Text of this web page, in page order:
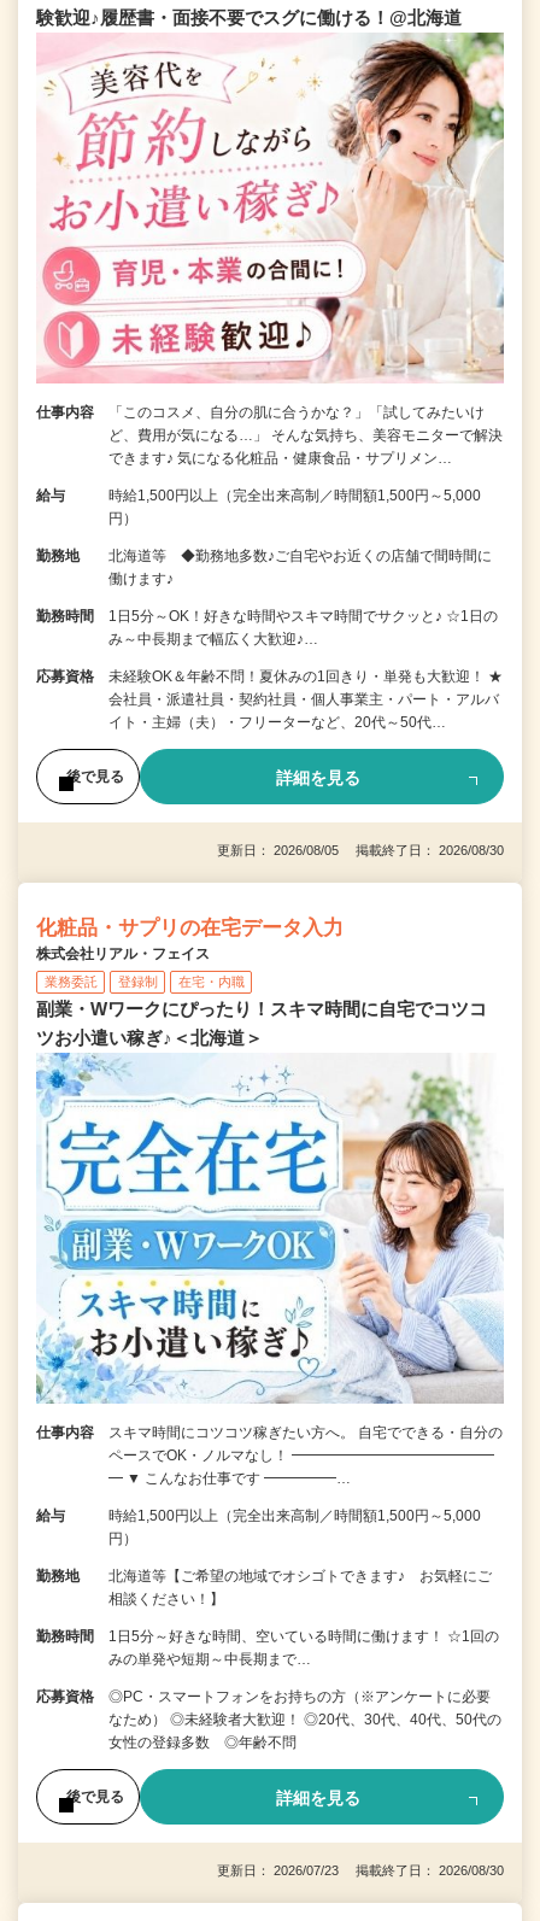
験歓迎♪履歴書・面接不要でスグに働ける！@北海道
仕事内容
「このコスメ、自分の肌に合うかな？」「試してみたいけ
ど、費用が気になる…」 そんな気持ち、美容モニターで解決
できます♪ 気になる化粧品・健康食品・サプリメン…
給与
時給1,500円以上（完全出来高制／時間額1,500円～5,000
円）
勤務地
北海道等 ◆勤務地多数♪ご自宅やお近くの店舗で間時間に
働けます♪
勤務時間
1日5分～OK！好きな時間やスキマ時間でサクッと♪ ☆1日の
み～中長期まで幅広く大歓迎♪…
応募資格
未経験OK＆年齢不問！夏休みの1回きり・単発も大歓迎！ ★
会社員・派遣社員・契約社員・個人事業主・パート・アルバ
イト・主婦（夫）・フリーターなど、20代～50代…
後で見る 詳細を見る
更新日： 2026/08/05 掲載終了日： 2026/08/30
化粧品・サプリの在宅データ入力
株式会社リアル・フェイス
業務委託 登録制 在宅・内職
副業・Wワークにぴったり！スキマ時間に自宅でコツコ
ツお小遣い稼ぎ♪＜北海道＞
仕事内容
スキマ時間にコツコツ稼ぎたい方へ。 自宅でできる・自分の
ペースでOK・ノルマなし！ ━━━━━━━━━━━━━━
━ ▼ こんなお仕事です ━━━━━…
給与
時給1,500円以上（完全出来高制／時間額1,500円～5,000
円）
勤務地
北海道等【ご希望の地域でオシゴトできます♪ お気軽にご
相談ください！】
勤務時間
1日5分～好きな時間、空いている時間に働けます！ ☆1回の
みの単発や短期～中長期まで…
応募資格
◎PC・スマートフォンをお持ちの方（※アンケートに必要
なため） ◎未経験者大歓迎！ ◎20代、30代、40代、50代の
女性の登録多数 ◎年齢不問
後で見る 詳細を見る
更新日： 2026/07/23 掲載終了日： 2026/08/30